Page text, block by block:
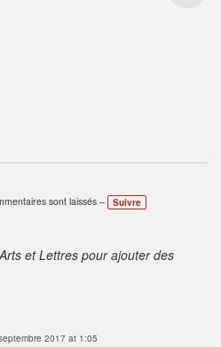
sont laissés –
Suivre
et Lettres pour ajouter des
2017 at 1:05